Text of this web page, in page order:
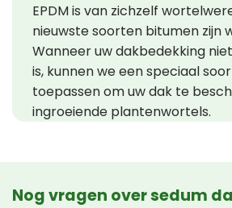
EPDM is van zichzelf
nieuwste soorten bitumen zijn
Wanneer uw dakbedekking
is, kunnen we een speciaal
toepassen om uw dak te
ingroeiende plantenwortels.
Nog vragen over sedum